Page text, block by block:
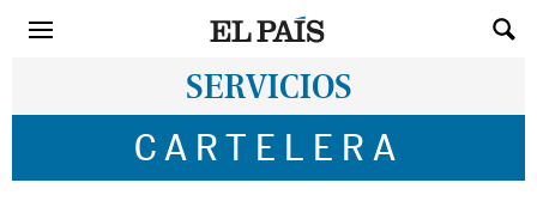
SERVICIOS
CARTELERA